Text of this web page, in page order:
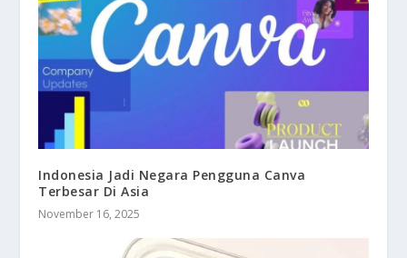
Indonesia Jadi Negara Pengguna Canva
Terbesar Di Asia
November 16, 2025